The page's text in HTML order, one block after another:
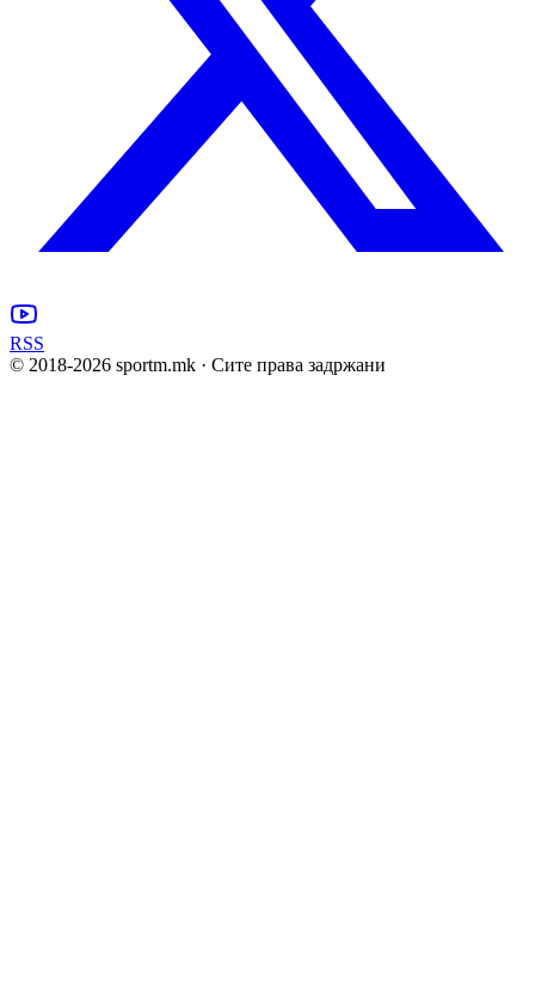
RSS
© 2018-2026 sportm.mk · Сите права задржани